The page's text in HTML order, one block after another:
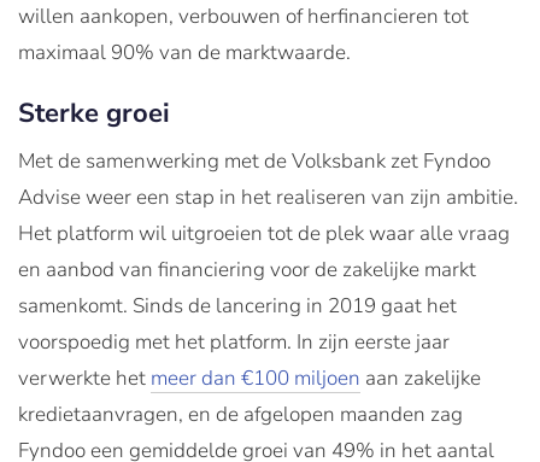
willen aankopen, verbouwen of herfinancieren tot
maximaal 90% van de marktwaarde.
Sterke groei
Met de samenwerking met de Volksbank zet Fyndoo
Advise weer een stap in het realiseren van zijn ambitie.
Het platform wil uitgroeien tot de plek waar alle vraag
en aanbod van financiering voor de zakelijke markt
samenkomt. Sinds de lancering in 2019 gaat het
voorspoedig met het platform. In zijn eerste jaar
verwerkte het meer dan €100 miljoen aan zakelijke
kredietaanvragen, en de afgelopen maanden zag
Fyndoo een gemiddelde groei van 49% in het aantal